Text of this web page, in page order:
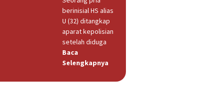
berinisial HS alias
U (32) ditangkap
aparat kepolisian
setelah diduga
Baca
Selengkapnya